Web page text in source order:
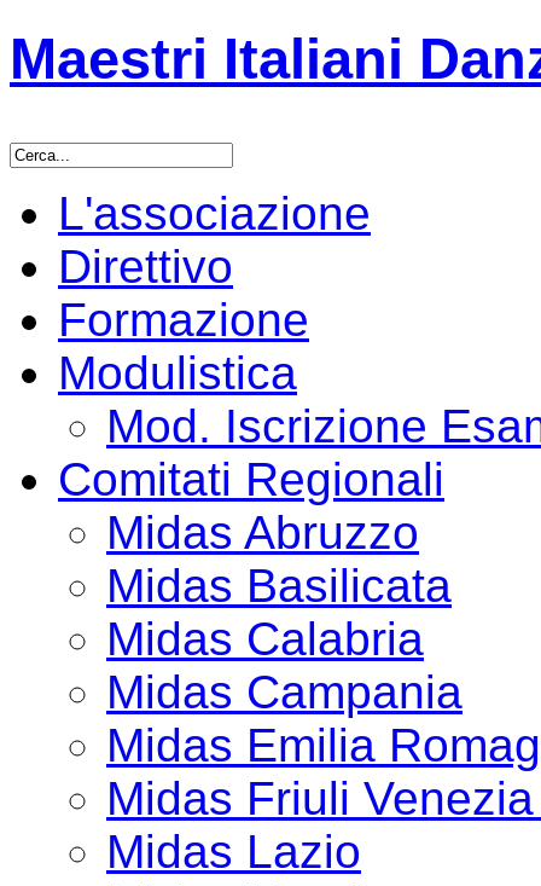
Maestri Italiani
L'associazione
Direttivo
Formazione
Modulistica
Mod. Iscrizione
Comitati Regionali
Midas Abruzzo
Midas Basilicata
Midas Calabria
Midas Campania
Midas Emilia
Midas Friuli
Midas Lazio